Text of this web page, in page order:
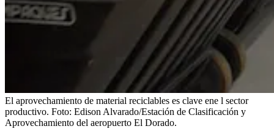
El aprovechamiento de material reciclables es clave ene l sector
productivo. Foto: Edison Alvarado/Estación de Clasificación y
Aprovechamiento del aeropuerto El Dorado.